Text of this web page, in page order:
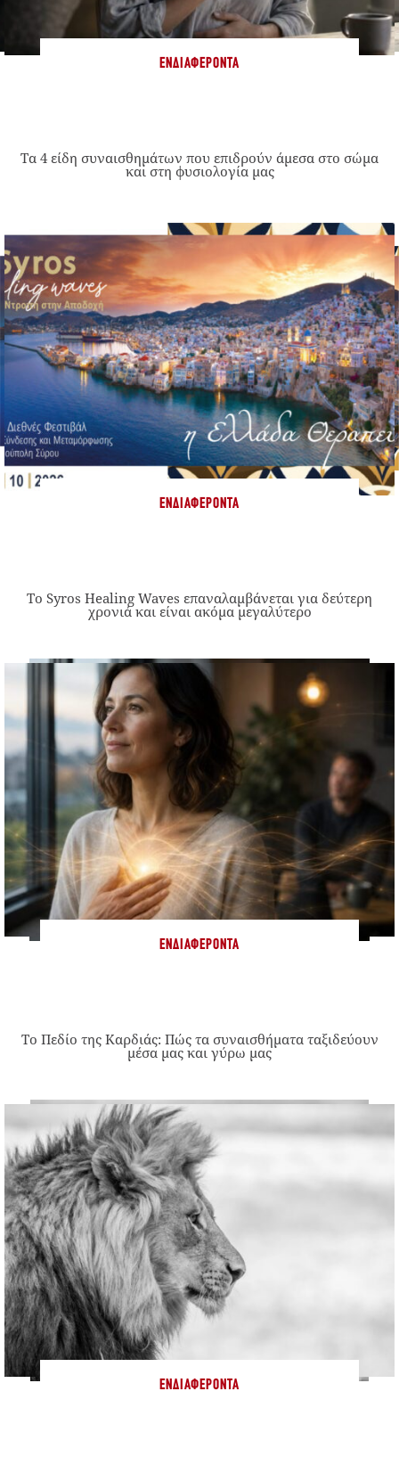
ΕΝΔΙΑΦΈΡΟΝΤΑ
Τα 4 είδη συναισθημάτων που επιδρούν άμεσα στο σώμα
και στη φυσιολογία μας
ΕΝΔΙΑΦΈΡΟΝΤΑ
Το Syros Healing Waves επαναλαμβάνεται για δεύτερη
χρονιά και είναι ακόμα μεγαλύτερο
ΕΝΔΙΑΦΈΡΟΝΤΑ
Το Πεδίο της Καρδιάς: Πώς τα συναισθήματα ταξιδεύουν
μέσα μας και γύρω μας
ΕΝΔΙΑΦΈΡΟΝΤΑ